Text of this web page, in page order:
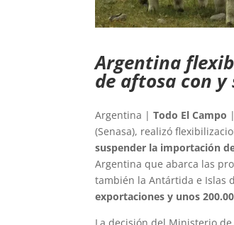
Argentina
de aftosa con
Argentina |Todo El Campo
(Senasa), realizó
suspender la importación
Argentina que abarca las
también la Antártida e Islas
exportaciones y unos